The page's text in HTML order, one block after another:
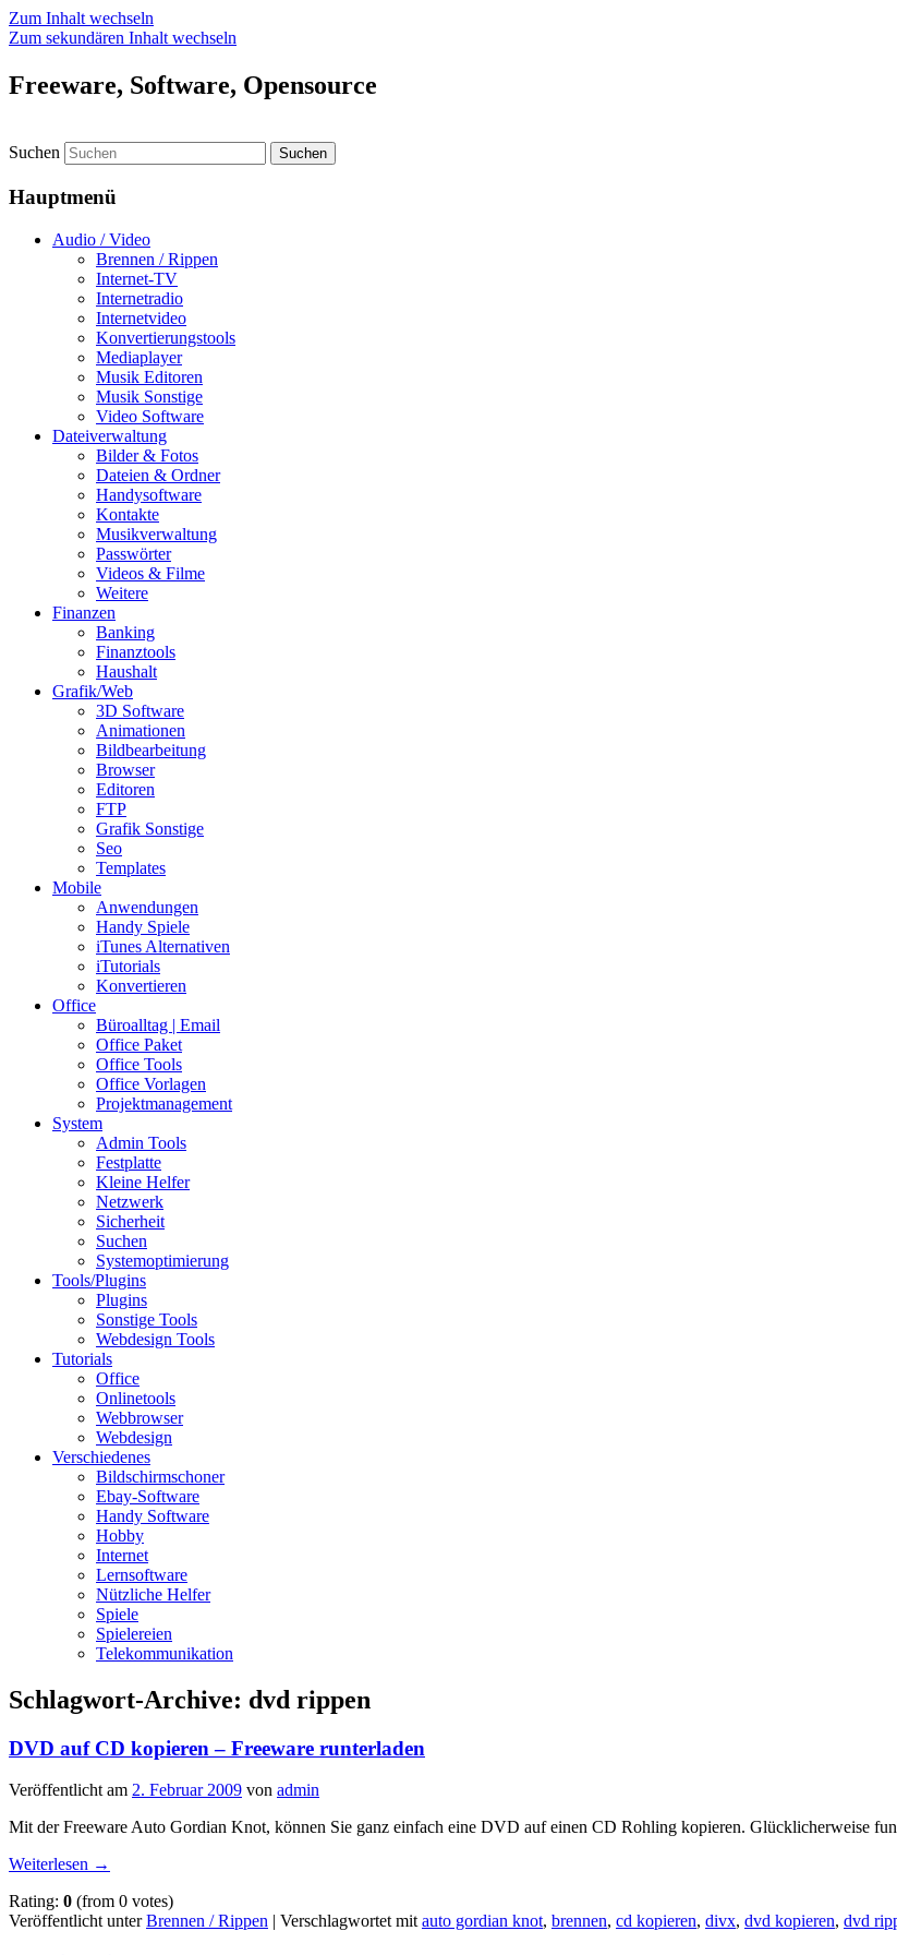
Zum Inhalt wechseln
Zum sekundären Inhalt wechseln
Freeware, Software, Opensource
Suchen
Hauptmenü
Audio / Video
Brennen / Rippen
Internet-TV
Internetradio
Internetvideo
Konvertierungstools
Mediaplayer
Musik Editoren
Musik Sonstige
Video Software
Dateiverwaltung
Bilder & Fotos
Dateien & Ordner
Handysoftware
Kontakte
Musikverwaltung
Passwörter
Videos & Filme
Weitere
Finanzen
Banking
Finanztools
Haushalt
Grafik/Web
3D Software
Animationen
Bildbearbeitung
Browser
Editoren
FTP
Grafik Sonstige
Seo
Templates
Mobile
Anwendungen
Handy Spiele
iTunes Alternativen
iTutorials
Konvertieren
Office
Büroalltag | Email
Office Paket
Office Tools
Office Vorlagen
Projektmanagement
System
Admin Tools
Festplatte
Kleine Helfer
Netzwerk
Sicherheit
Suchen
Systemoptimierung
Tools/Plugins
Plugins
Sonstige Tools
Webdesign Tools
Tutorials
Office
Onlinetools
Webbrowser
Webdesign
Verschiedenes
Bildschirmschoner
Ebay-Software
Handy Software
Hobby
Internet
Lernsoftware
Nützliche Helfer
Spiele
Spielereien
Telekommunikation
Schlagwort-Archive: dvd rippen
DVD auf CD kopieren – Freeware runterladen
Veröffentlicht am 2. Februar 2009 von admin
Mit der Freeware Auto Gordian Knot, können Sie ganz einfach eine DVD auf einen CD Rohling kopieren. Glücklicherweise
Weiterlesen →
Rating: 0 (from 0 votes)
Veröffentlicht unter Brennen / Rippen | Verschlagwortet mit auto gordian knot, brennen, cd kopieren, divx, dvd kopieren, dvd